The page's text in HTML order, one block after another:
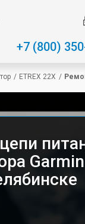
+7 (800)
/ ETREX 22X /